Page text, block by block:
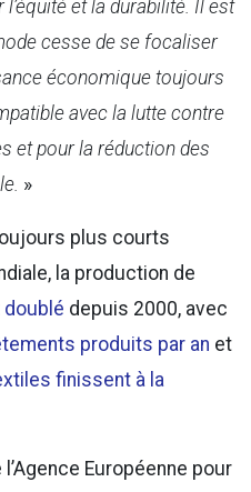
et la durabilité. Il est
cesse de se focaliser
économique toujours
avec la lutte contre
et pour la réduction des
»
plus courts
la production de
doublé depuis 2000, avec
produits par an et
finissent à la
l’Agence Européenne pour